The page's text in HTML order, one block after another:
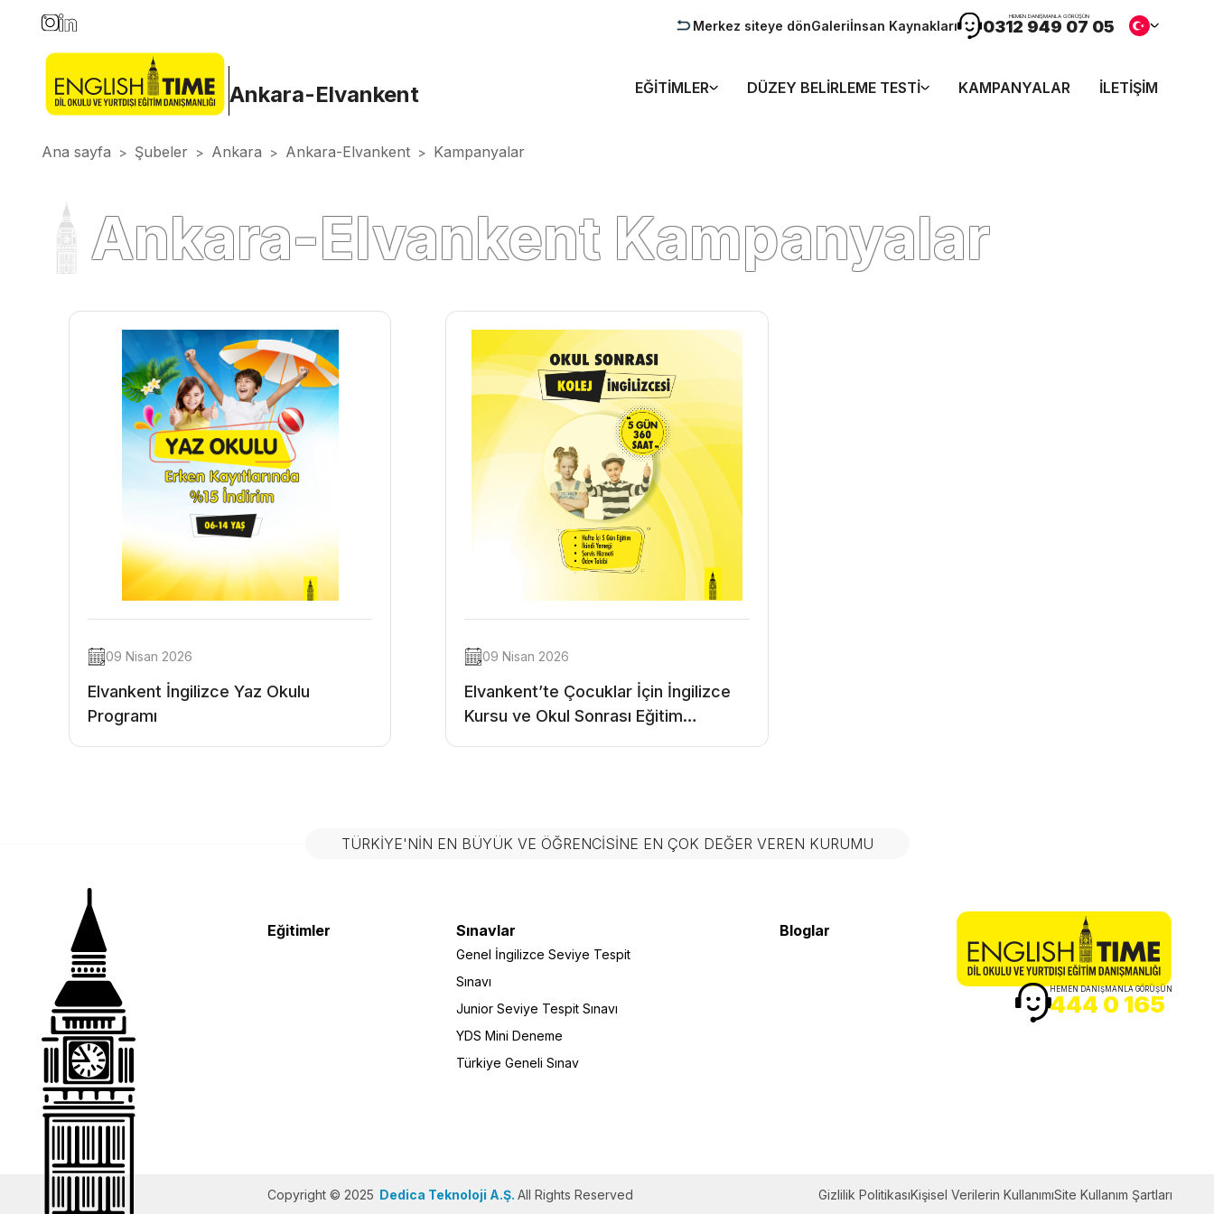
Merkez siteye dönGaleriİnsan Kaynakları
HEMEN DANIŞMANLA GÖRÜŞÜN
0312 949 07 05
Ankara-Elvankent EĞITIMLER DÜZEY BELIRLEME TESTI KAMPANYALAR İLETIŞIM
Ana sayfa > Şubeler > Ankara > Ankara-Elvankent > Kampanyalar
Ankara-Elvankent Kampanyalar
09 Nisan 2026
Elvankent İngilizce Yaz Okulu
Programı
09 Nisan 2026
Elvankent’te Çocuklar İçin İngilizce
Kursu ve Okul Sonrası Eğitim
TÜRKIYE'NIN EN BÜYÜK VE ÖĞRENCISINE EN ÇOK DEĞER VEREN KURUMU
Eğitimler Sınavlar
Genel İngilizce Seviye Tespit
Sınavı
Junior Seviye Tespit Sınavı
YDS Mini Deneme
Türkiye Geneli Sınav
Bloglar
HEMEN DANIŞMANLA GÖRÜŞÜN
444 0 165
Copyright © 2025 Dedica Teknoloji A.Ş. All Rights Reserved Gizlilik PolitikasıKişisel Verilerin KullanımıSite Kullanım Şartları